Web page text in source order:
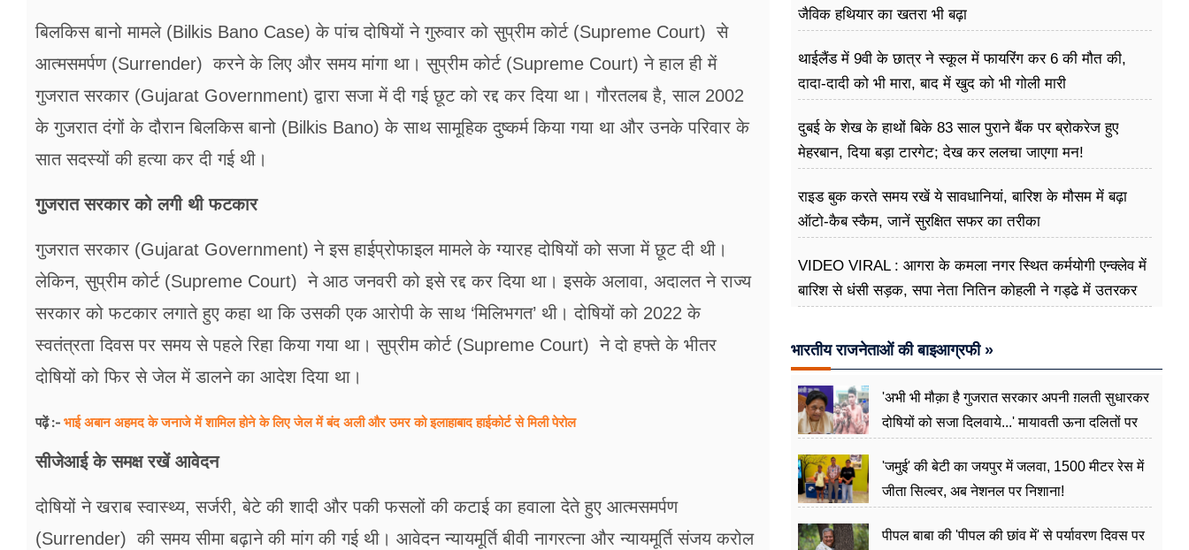
बिलकिस बानो मामले (Bilkis Bano Case) के पांच दोषियों ने गुरुवार को सुप्रीम कोर्ट (Supreme Court) से
आत्मसमर्पण (Surrender) करने के लिए और समय मांगा था। सुप्रीम कोर्ट (Supreme Court) ने हाल ही में
गुजरात सरकार (Gujarat Government) द्वारा सजा में दी गई छूट को रद्द कर दिया था। गौरतलब है, साल 2002
के गुजरात दंगों के दौरान बिलकिस बानो (Bilkis Bano) के साथ सामूहिक दुष्कर्म किया गया था और उनके परिवार के
सात सदस्यों की हत्या कर दी गई थी।
गुजरात सरकार को लगी थी फटकार
गुजरात सरकार (Gujarat Government) ने इस हाईप्रोफाइल मामले के ग्यारह दोषियों को सजा में छूट दी थी।
लेकिन, सुप्रीम कोर्ट (Supreme Court) ने आठ जनवरी को इसे रद्द कर दिया था। इसके अलावा, अदालत ने राज्य
सरकार को फटकार लगाते हुए कहा था कि उसकी एक आरोपी के साथ ‘मिलिभगत’ थी। दोषियों को 2022 के
स्वतंत्रता दिवस पर समय से पहले रिहा किया गया था। सुप्रीम कोर्ट (Supreme Court) ने दो हफ्ते के भीतर
दोषियों को फिर से जेल में डालने का आदेश दिया था।
पढ़ें :- भाई अबान अहमद के जनाजे में शामिल होने के लिए जेल में बंद अली और उमर को इलाहाबाद हाईकोर्ट से मिली पेरोल
सीजेआई के समक्ष रखें आवेदन
दोषियों ने खराब स्वास्थ्य, सर्जरी, बेटे की शादी और पकी फसलों की कटाई का हवाला देते हुए आत्मसमर्पण
(Surrender) की समय सीमा बढ़ाने की मांग की गई थी। आवेदन न्यायमूर्ति बीवी नागरत्ना और न्यायमूर्ति संजय करोल
जैविक हथियार का खतरा भी बढ़ा
थाईलैंड में 9वी के छात्र ने स्कूल में फायरिंग कर 6 की मौत की,
दादा-दादी को भी मारा, बाद में खुद को भी गोली मारी
दुबई के शेख के हाथों बिके 83 साल पुराने बैंक पर ब्रोकरेज हुए
मेहरबान, दिया बड़ा टारगेट; देख कर ललचा जाएगा मन!
राइड बुक करते समय रखें ये सावधानियां, बारिश के मौसम में बढ़ा
ऑटो-कैब स्कैम, जानें सुरक्षित सफर का तरीका
VIDEO VIRAL : आगरा के कमला नगर स्थित कर्मयोगी एन्क्लेव में
बारिश से धंसी सड़क, सपा नेता नितिन कोहली ने गड्ढे में उतरकर
भारतीय राजनेताओं की बाइआग्रफी »
'अभी भी मौक़ा है गुजरात सरकार अपनी ग़लती सुधारकर
दोषियों को सजा दिलवाये...' मायावती ऊना दलितों पर
'जमुई' की बेटी का जयपुर में जलवा, 1500 मीटर रेस में
जीता सिल्वर, अब नेशनल पर निशाना!
पीपल बाबा की 'पीपल की छांव में' से पर्यावरण दिवस पर